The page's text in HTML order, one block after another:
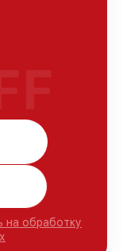
на обработку